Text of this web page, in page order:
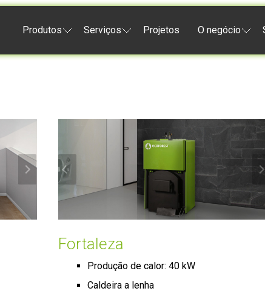
Produtos Serviços Projetos O negócio
Fortaleza
Produção de calor: 40 kW
Caldeira a lenha